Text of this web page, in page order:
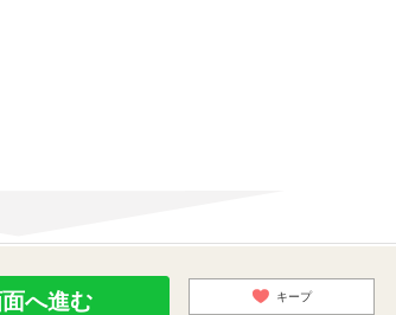
へ進む キープ